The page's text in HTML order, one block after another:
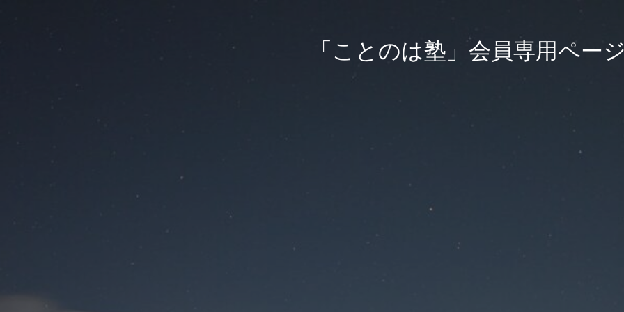
「ことのは塾」会員専用ペー